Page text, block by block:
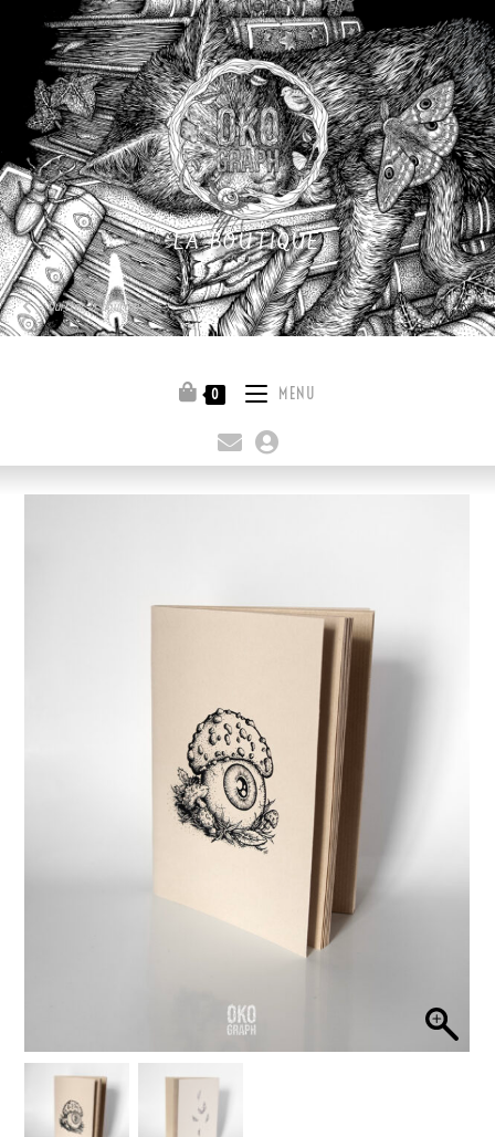
LA BOUTIQUE
Quitter la boutique
0 MENU